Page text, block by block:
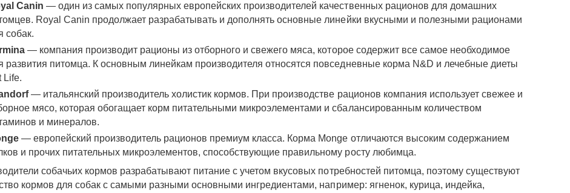
Canin — один из самых популярных европейских производителей качественных рационов для домашних
Royal Canin продолжает разрабатывать и дополнять основные линейки вкусными и полезными рационами
собак.
— компания производит рационы из отборного и свежего мяса, которое содержит все самое необходимое
развития питомца. К основным линейкам производителя относятся повседневные корма N&D и лечебные диеты
Life.
— итальянский производитель холистик кормов. При производстве рационов компания использует свежее и
мясо, которая обогащает корм питательными микроэлементами и сбалансированным количеством
и минералов.
— европейский производитель рационов премиум класса. Корма Monge отличаются высоким содержанием
и прочих питательных микроэлементов, способствующие правильному росту любимца.
собачьих кормов разрабатывают питание с учетом вкусовых потребностей питомца, поэтому существуют
кормов для собак с самыми разными основными ингредиентами, например: ягненок, курица, индейка,